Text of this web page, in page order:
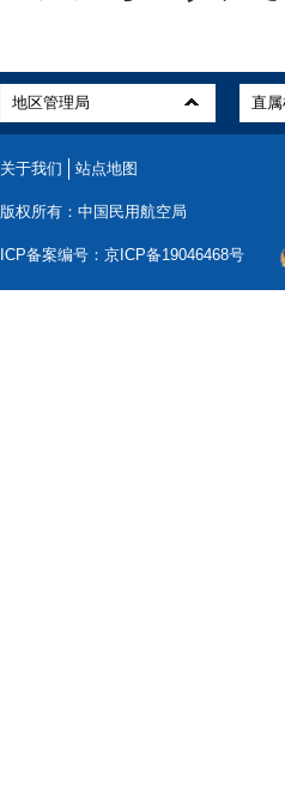
关于我们 站点地图
版权所有：中国民用航空局
ICP备案编号：京ICP备19046468号